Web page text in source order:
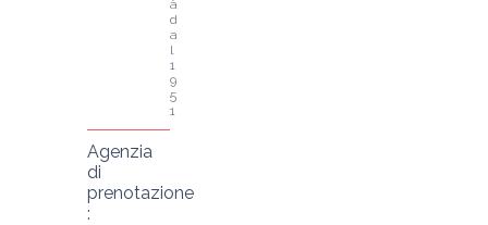
à
d
a
l
1
9
5
1
Agenzia
di
prenotazione
: